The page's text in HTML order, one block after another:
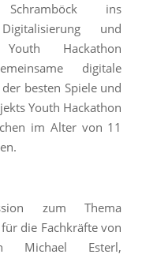
ins
und
Hackathon
digitale
besten Spiele und
Youth Hackathon
im Alter von 11
zum Thema
die Fachkräfte von
Michael Esterl,